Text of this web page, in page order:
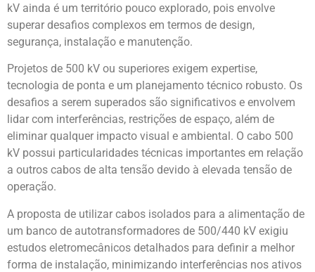
kV ainda é um território pouco explorado, pois envolve
superar desafios complexos em termos de design,
segurança, instalação e manutenção.
Projetos de 500 kV ou superiores exigem expertise,
tecnologia de ponta e um planejamento técnico robusto. Os
desafios a serem superados são significativos e envolvem
lidar com interferências, restrições de espaço, além de
eliminar qualquer impacto visual e ambiental. O cabo 500
kV possui particularidades técnicas importantes em relação
a outros cabos de alta tensão devido à elevada tensão de
operação.
A proposta de utilizar cabos isolados para a alimentação de
um banco de autotransformadores de 500/440 kV exigiu
estudos eletromecânicos detalhados para definir a melhor
forma de instalação, minimizando interferências nos ativos